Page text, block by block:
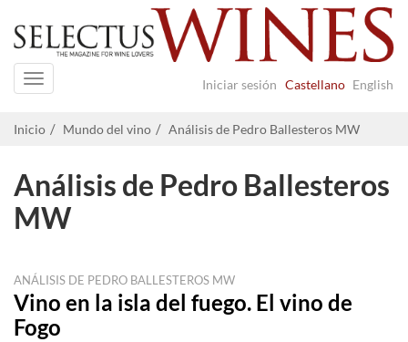
Iniciar sesión Castellano English
Navigation
Inicio Mundo del vino Análisis de Pedro Ballesteros MW
Análisis de Pedro Ballesteros
MW
ANÁLISIS DE PEDRO BALLESTEROS MW
Vino en la isla del fuego. El vino de
Fogo